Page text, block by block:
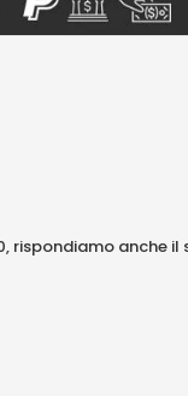
rispondiamo anche